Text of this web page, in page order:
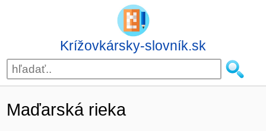
Krížovkársky-slovník.sk
Maďarská rieka